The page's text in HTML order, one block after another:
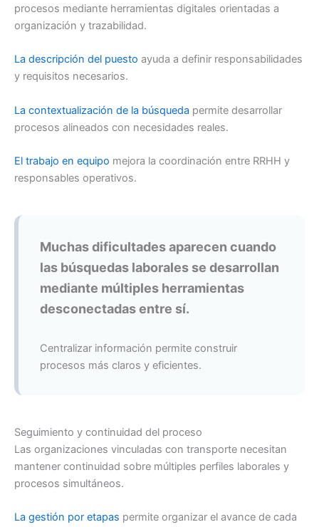
procesos mediante herramientas digitales orientadas a
organización y trazabilidad.
La descripción del puesto ayuda a definir responsabilidades
y requisitos necesarios.
La contextualización de la búsqueda permite desarrollar
procesos alineados con necesidades reales.
El trabajo en equipo mejora la coordinación entre RRHH y
responsables operativos.
Muchas dificultades aparecen cuando
las búsquedas laborales se desarrollan
mediante múltiples herramientas
desconectadas entre sí.
Centralizar información permite construir
procesos más claros y eficientes.
Seguimiento y continuidad del proceso
Las organizaciones vinculadas con transporte necesitan
mantener continuidad sobre múltiples perfiles laborales y
procesos simultáneos.
La gestión por etapas permite organizar el avance de cada